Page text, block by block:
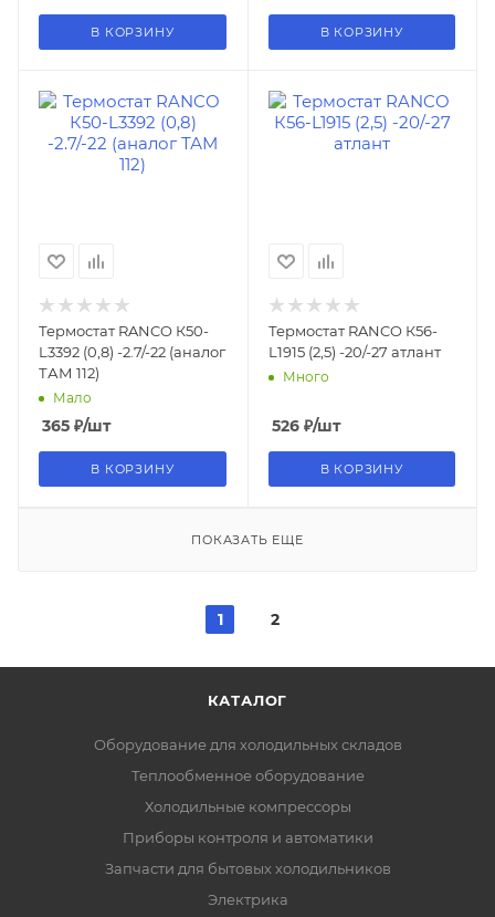
В КОРЗИНУ В КОРЗИНУ
Термостат RANCO К50-
L3392 (0,8) -2.7/-22 (аналог
ТАМ 112)
Мало
365 ₽/шт
В КОРЗИНУ
Термостат RANCO К56-
L1915 (2,5) -20/-27 атлант
Много
526₽/шт
В КОРЗИНУ
ПОКАЗАТЬ ЕЩЕ
1 2
КАТАЛОГ
Оборудование для холодильных складов
Теплообменное оборудование
Холодильные компрессоры
Приборы контроля и автоматики
Запчасти для бытовых холодильников
Электрика